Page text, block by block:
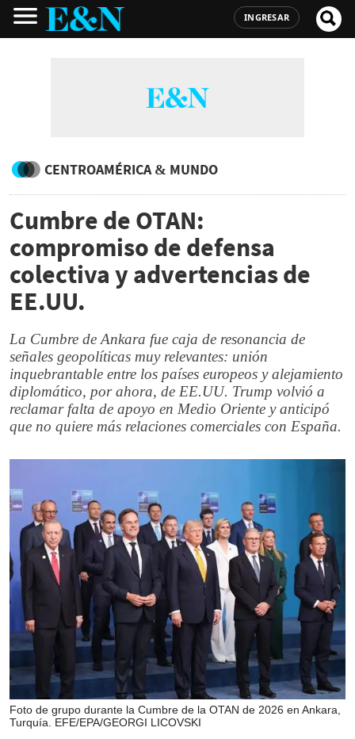
INGRESAR
CENTROAMÉRICA & MUNDO
Cumbre de OTAN:
compromiso de defensa
colectiva y advertencias de
EE.UU.
La Cumbre de Ankara fue caja de resonancia de
señales geopolíticas muy relevantes: unión
inquebrantable entre los países europeos y alejamiento
diplomático, por ahora, de EE.UU. Trump volvió a
reclamar falta de apoyo en Medio Oriente y anticipó
que no quiere más relaciones comerciales con España.
Foto de grupo durante la Cumbre de la OTAN de 2026 en Ankara,
Turquía. EFE/EPA/GEORGI LICOVSKI